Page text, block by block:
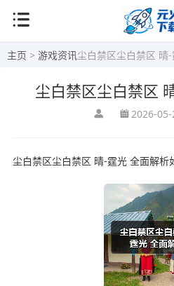
主页 > 游戏资讯尘白禁区尘白禁区 晴
尘白禁区尘白禁区
2026-
尘白禁区尘白禁区 晴-霆光 全面解析